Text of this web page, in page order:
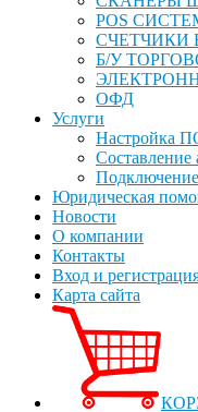
POS
СЧЕТЧИКИ
Б/У
ОФД
Услуги
Настройка
Составление
Юридическая
Новости
О компании
Контакты
Вход и
Карта сайта